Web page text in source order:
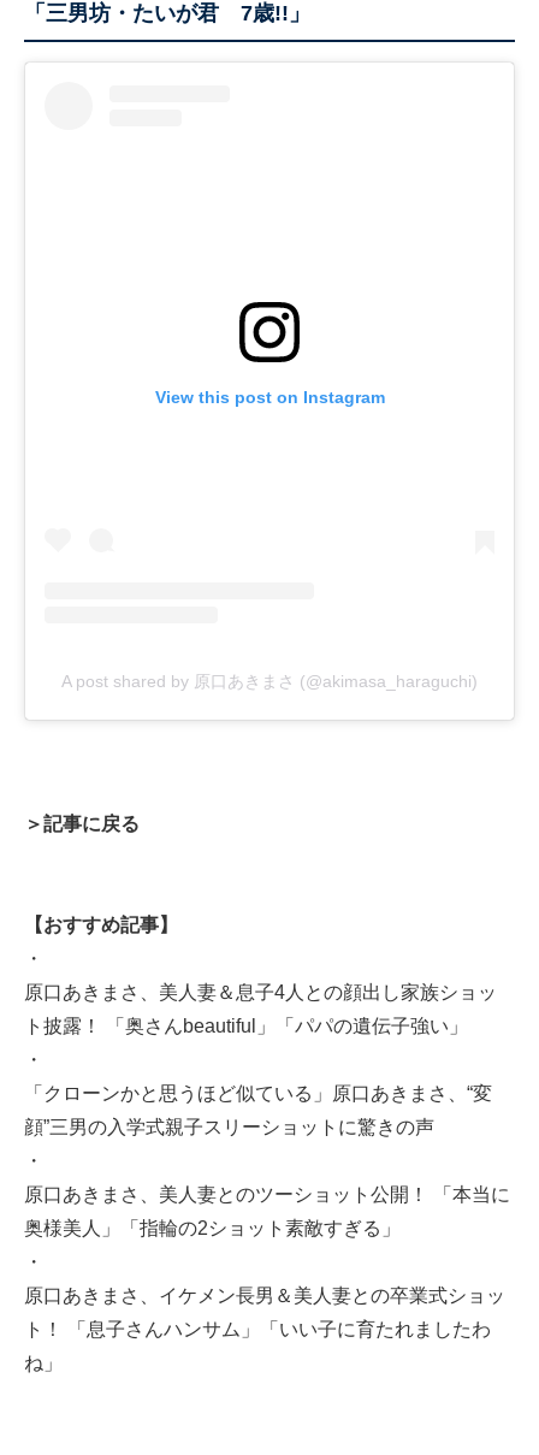
「三男坊・たいが君 7歳!!」
View this post on Instagram
A post shared by 原口あきまさ (@akimasa_haraguchi)
＞記事に戻る
【おすすめ記事】
・
原口あきまさ、美人妻＆息子4人との顔出し家族ショッ
ト披露！ 「奥さんbeautiful」「パパの遺伝子強い」
・
「クローンかと思うほど似ている」原口あきまさ、“変
顔”三男の入学式親子スリーショットに驚きの声
・
原口あきまさ、美人妻とのツーショット公開！ 「本当に
奥様美人」「指輪の2ショット素敵すぎる」
・
原口あきまさ、イケメン長男＆美人妻との卒業式ショッ
ト！ 「息子さんハンサム」「いい子に育たれましたわ
ね」